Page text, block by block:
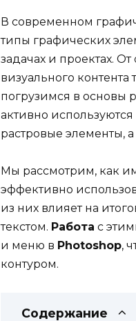
В современном
типы графических
задачах и проектах.
визуального контента
погрузимся в основы
активно используются
растровые элементы,
Мы рассмотрим, как
эффективно
из них влияет на
текстом. Работа с
и меню в Photoshop,
контуром.
Содержание